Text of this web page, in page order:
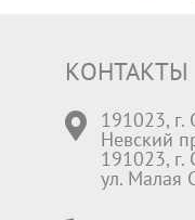
КОНТАКТЫ
191023, г.
Невский
191023, г.
ул. Малая